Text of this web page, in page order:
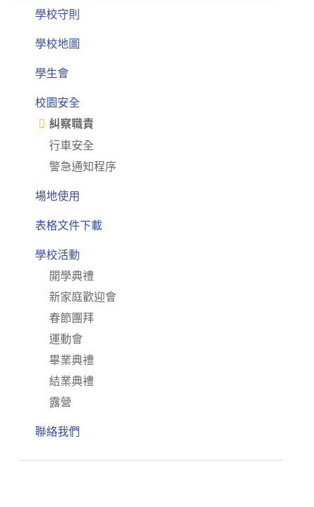
學校守則
學校地圖
學生會
校園安全
糾察職責
行車安全
警急通知程序
場地使用
表格文件下載
學校活動
開學典禮
新家庭歡迎會
春節團拜
運動會
畢業典禮
結業典禮
露營
聯絡我們